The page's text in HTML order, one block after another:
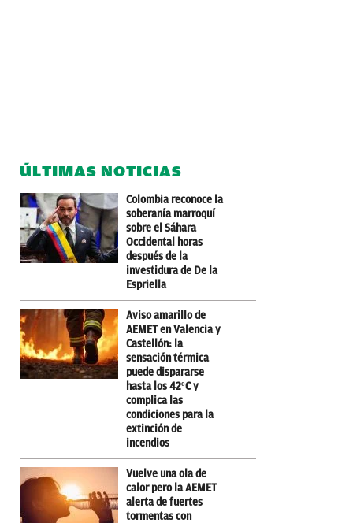
ÚLTIMAS NOTICIAS
Colombia reconoce la
soberanía marroquí
sobre el Sáhara
Occidental horas
después de la
investidura de De la
Espriella
Aviso amarillo de
AEMET en Valencia y
Castellón: la
sensación térmica
puede dispararse
hasta los 42ºC y
complica las
condiciones para la
extinción de
incendios
Vuelve una ola de
calor pero la AEMET
alerta de fuertes
tormentas con